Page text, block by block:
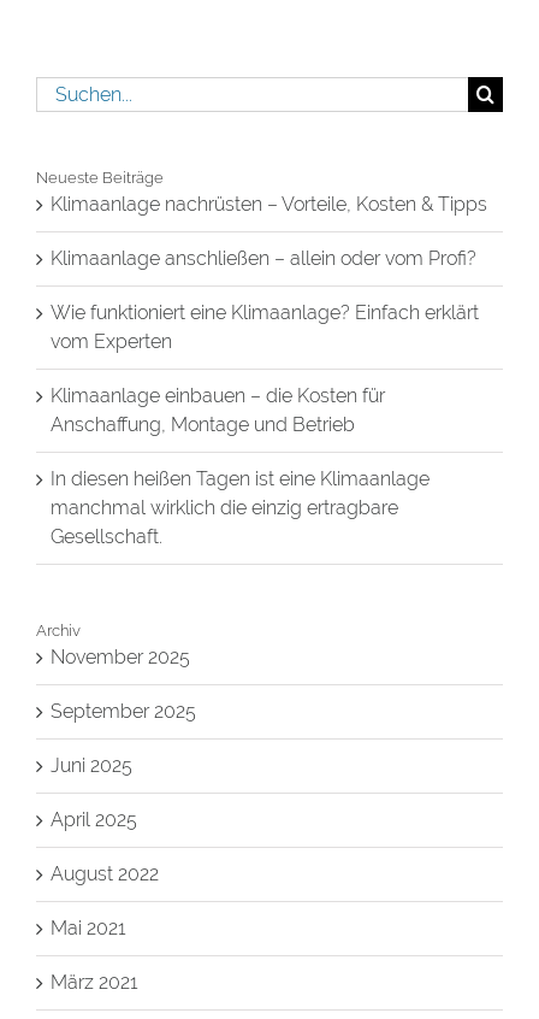
Suche
nach:
Neueste Beiträge
Klimaanlage nachrüsten – Vorteile, Kosten & Tipps
Klimaanlage anschließen – allein oder vom Profi?
Wie funktioniert eine Klimaanlage? Einfach erklärt
vom Experten
Klimaanlage einbauen – die Kosten für
Anschaffung, Montage und Betrieb
In diesen heißen Tagen ist eine Klimaanlage
manchmal wirklich die einzig ertragbare
Gesellschaft.
Archiv
November 2025
September 2025
Juni 2025
April 2025
August 2022
Mai 2021
März 2021